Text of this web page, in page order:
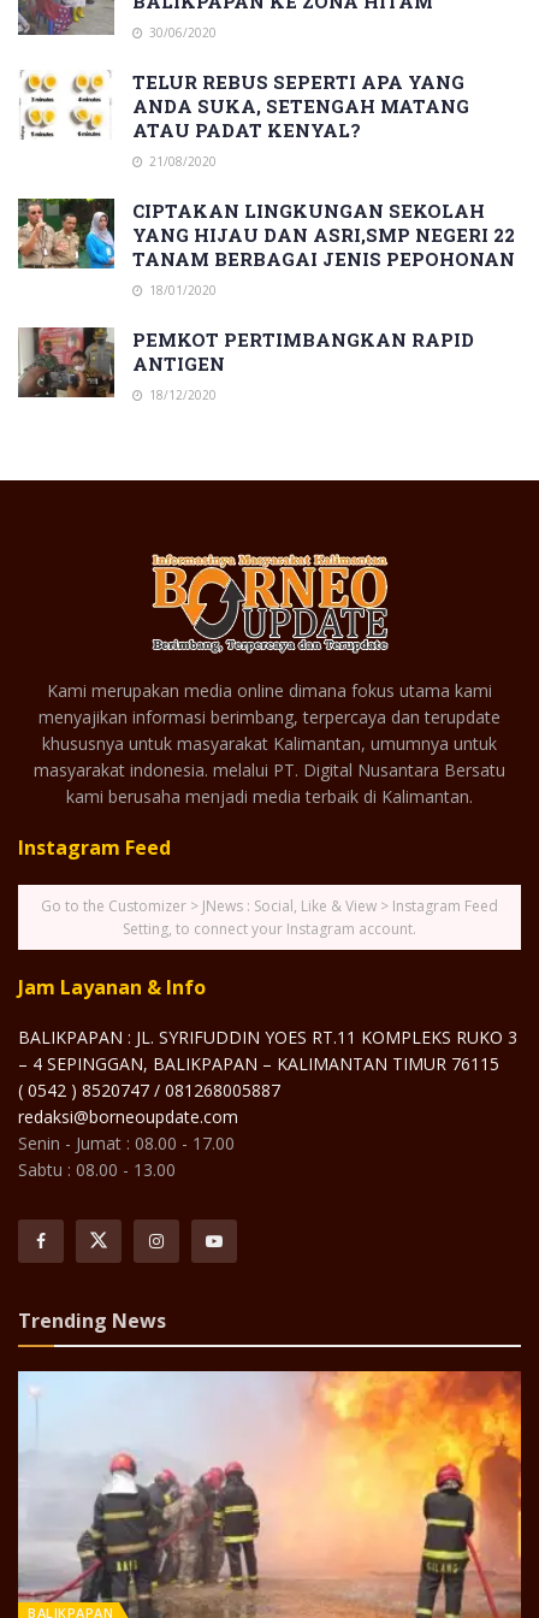
30/06/2020
TELUR REBUS SEPERTI APA YANG
ANDA SUKA, SETENGAH MATANG
ATAU PADAT KENYAL?
21/08/2020
CIPTAKAN LINGKUNGAN SEKOLAH
YANG HIJAU DAN ASRI,SMP NEGERI 22
TANAM BERBAGAI JENIS PEPOHONAN
18/01/2020
PEMKOT PERTIMBANGKAN RAPID
ANTIGEN
18/12/2020
Kami merupakan media online dimana fokus utama kami
menyajikan informasi berimbang, terpercaya dan terupdate
khususnya untuk masyarakat Kalimantan, umumnya untuk
masyarakat indonesia. melalui PT. Digital Nusantara Bersatu
kami berusaha menjadi media terbaik di Kalimantan.
Instagram Feed
Go to the Customizer > JNews : Social, Like & View > Instagram Feed
Setting, to connect your Instagram account.
Jam Layanan & Info
BALIKPAPAN : JL. SYRIFUDDIN YOES RT.11 KOMPLEKS RUKO 3
– 4 SEPINGGAN, BALIKPAPAN – KALIMANTAN TIMUR 76115
( 0542 ) 8520747 / 081268005887
redaksi@borneoupdate.com
Senin - Jumat : 08.00 - 17.00
Sabtu : 08.00 - 13.00
Trending News
BALIKPAPAN